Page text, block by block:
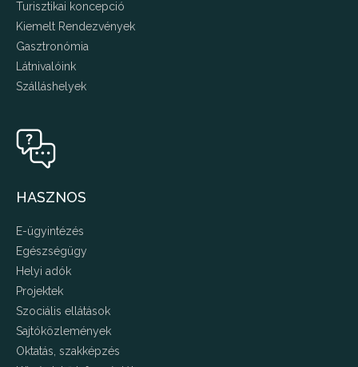
Turisztikai koncepció
Kiemelt Rendezvények
Gasztronómia
Látnivalóink
Szálláshelyek
HASZNOS
E-ügyintézés
Egészségügy
Helyi adók
Projektek
Szociális ellátások
Sajtóközlemények
Oktatás, szakképzés